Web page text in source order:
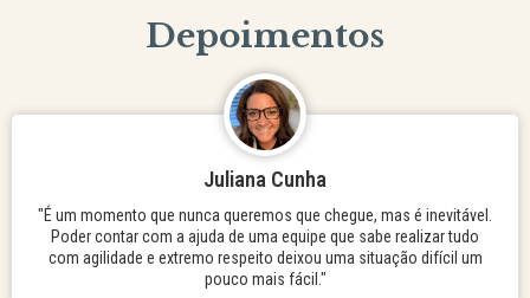
Depoimentos
Juliana Cunha
"É um momento que nunca queremos que chegue, mas é inevitável.
Poder contar com a ajuda de uma equipe que sabe realizar tudo
com agilidade e extremo respeito deixou uma situação difícil um
pouco mais fácil."